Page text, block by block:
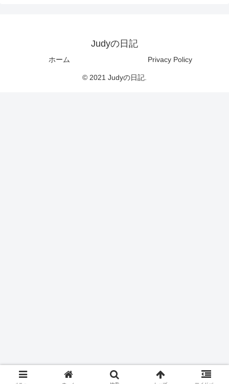
Judyの日記
ホーム Privacy Policy
© 2021 Judyの日記.